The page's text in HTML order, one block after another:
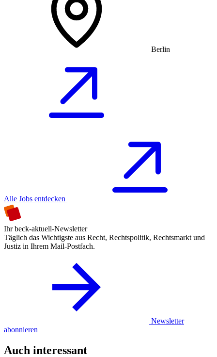
Berlin
Alle Jobs entdecken
Ihr beck-aktuell-Newsletter
Täglich das Wichtigste aus Recht, Rechtspolitik, Rechtsmarkt und
Justiz in Ihrem Mail-Postfach.
Newsletter
abonnieren
Auch interessant